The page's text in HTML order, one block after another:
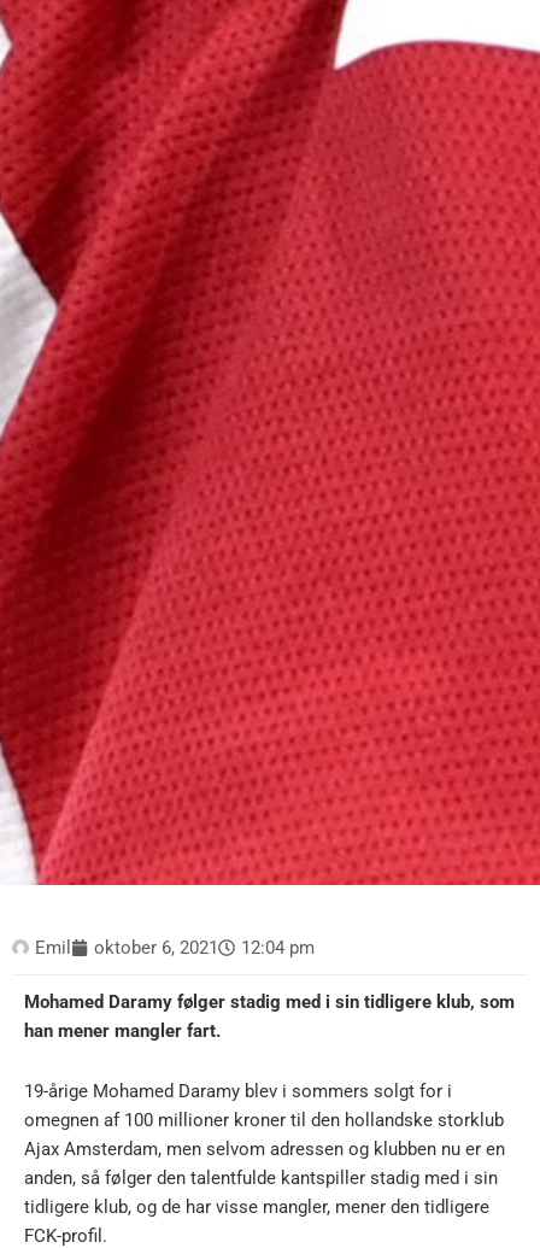
Emil oktober 6, 2021 12:04 pm
Mohamed Daramy følger stadig med i sin tidligere klub, som
han mener mangler fart.
19-årige Mohamed Daramy blev i sommers solgt for i
omegnen af 100 millioner kroner til den hollandske storklub
Ajax Amsterdam, men selvom adressen og klubben nu er en
anden, så følger den talentfulde kantspiller stadig med i sin
tidligere klub, og de har visse mangler, mener den tidligere
FCK-profil.